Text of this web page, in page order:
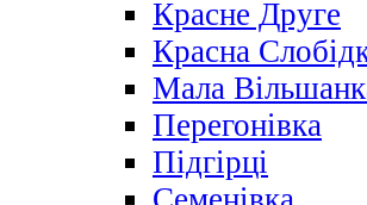
Красне Друге
Красна
Мала
Перегонівка
Підгірці